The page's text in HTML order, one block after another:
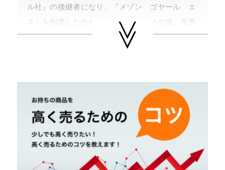
ル社』の後継者になり、『メゾン ゴヤール エ
ネ』を創業したのがそのはじまり。その後、長男
のエドモン・ゴヤールが跡を継ぎ『Ｅ．ゴヤー
ル エネ』と社名を変更し、次々にショップを開
地を天然ゴムでコーティングしたキャンバス『ト
ワル・ゴヤール』に３つの杉綾で『Ｙ』をあしら
ったモチーフがブランドのトレードマーク。顧客
のオーダーを特に大切にしていて、イニシャルを
入れるサービスなどは有名。
日本では、新宿伊勢丹や日本橋高島屋などに販売